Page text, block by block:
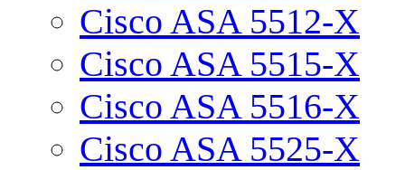
Cisco ASA 5512-X
Cisco ASA 5515-X
Cisco ASA 5516-X
Cisco ASA 5525-X